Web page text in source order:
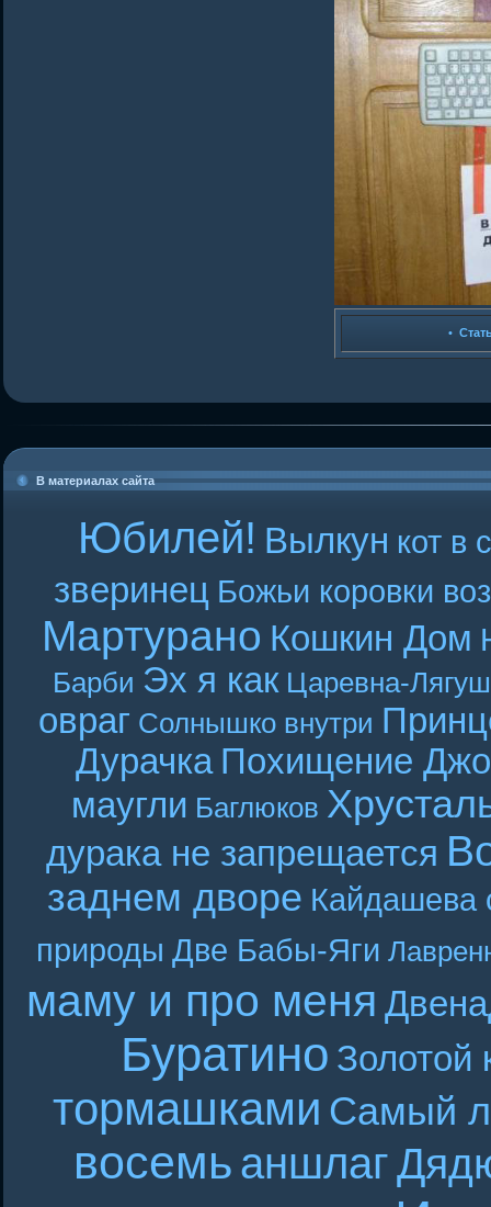
•
В материалах сайта
Юбилей! Вылкун кот в
зверинец Божьи коровки
Мартурано Кошкин Дом
Барби Эх я как Царевна-
овраг Солнышко внутри
Дурачка Похищение
маугли Баглюков
дурака не запрещается
заднем дворе Кайдашева
природы Две Бабы-Яги
маму и про меня
Буратино Золотой
тормашками Самый
восемьаншлаг